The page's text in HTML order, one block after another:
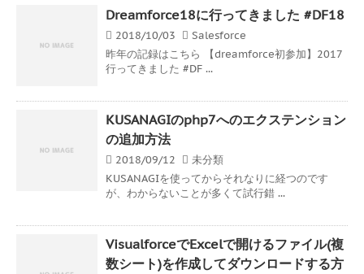
Dreamforce18に行ってきました #DF18
2018/10/03
Salesforce
昨年の記録はこちら 【dreamforce初参加】2017
行ってきました #DF ...
KUSANAGIのphp7へのエクステンション
の追加方法
2018/09/12
未分類
KUSANAGIを使ってからそれなりに経つのです
が、わからないことが多くて試行錯 ...
VisualforceでExcelで開けるファイル(複
数シート)を作成してダウンロードする方